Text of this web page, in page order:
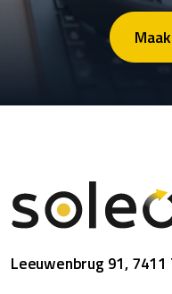
Leeuwenbrug 91,